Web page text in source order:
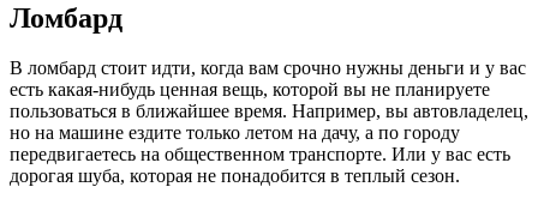
Ломбард
В ломбард стоит идти, когда вам срочно нужны деньги и у вас
есть какая-нибудь ценная вещь, которой вы не планируете
пользоваться в ближайшее время. Например, вы автовладелец,
но на машине ездите только летом на дачу, а по городу
передвигаетесь на общественном транспорте. Или у вас есть
дорогая шуба, которая не понадобится в теплый сезон.